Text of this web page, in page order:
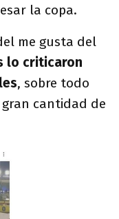
la copa.
me gusta del
lo criticaron
, sobre todo
cantidad de